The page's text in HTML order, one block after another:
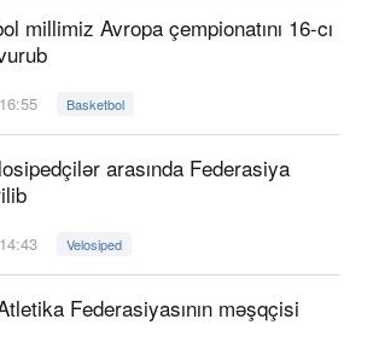
millimiz Avropa çempionatını 16-cı
Basketbol
arasında Federasiya
Velosiped
Federasiyasının məşqçisi